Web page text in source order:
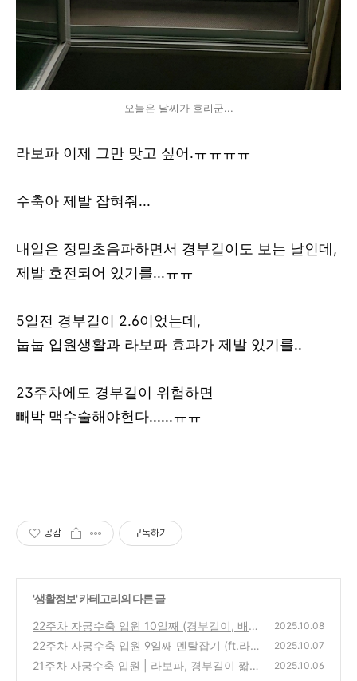
오늘은 날씨가 흐리군...
라보파 이제 그만 맞고 싶어.ㅠㅠㅠㅠ
수축아 제발 잡혀줘...
내일은 정밀초음파하면서 경부길이도 보는 날인데,
제발 호전되어 있기를...ㅠㅠ
5일전 경부길이 2.6이었는데,
눕눕 입원생활과 라보파 효과가 제발 있기를..
23주차에도 경부길이 위험하면
빼박 맥수술해야헌다......ㅠㅠ
공감 구독하기
'생활정보' 카테고리의 다른 글
22주차 자궁수축 입원 10일째 (경부길이, 배뭉
침, 라보파) 버티고 버티기.
(0)
2025.10.08
22주차 자궁수축 입원 9일째 멘탈잡기 (ft.라
보파, 경부길이)
(0)
2025.10.07
21주차 자궁수축 입원 | 라보파, 경부길이 짧아
2025.10.06